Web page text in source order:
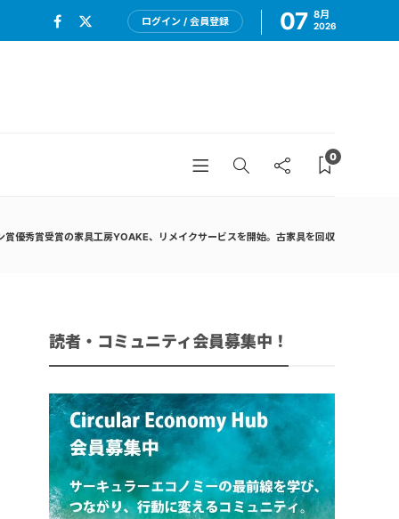
ログイン / 会員登録 07 8月
2026
0
賞優秀賞受賞の家具工房YOAKE、リメイクサービスを開始。古家具を回収
読者・コミュニティ会員募集中！